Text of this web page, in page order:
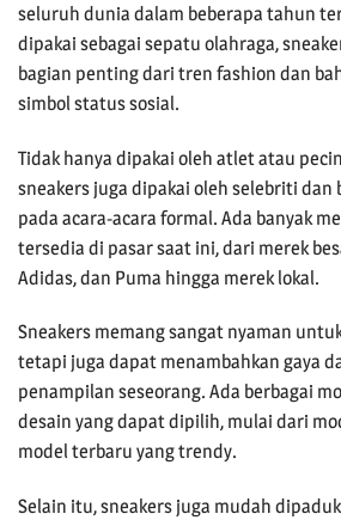
seluruh dunia dalam beberapa tahun
dipakai sebagai sepatu olahraga,
bagian penting dari tren fashion dan
simbol status sosial.
Tidak hanya dipakai oleh atlet atau
sneakers juga dipakai oleh selebriti dan
pada acara-acara formal. Ada banyak
tersedia di pasar saat ini, dari merek
Adidas, dan Puma hingga merek lokal.
Sneakers memang sangat nyaman
tetapi juga dapat menambahkan gaya
penampilan seseorang. Ada berbagai
desain yang dapat dipilih, mulai dari
model terbaru yang trendy.
Selain itu, sneakers juga mudah